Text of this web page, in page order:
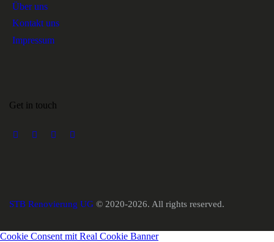
Über uns
Kontakt uns
Impressum
Get in touch
STB Renovierung UG © 2020-2026. All rights reserved.
Cookie Consent mit Real Cookie Banner